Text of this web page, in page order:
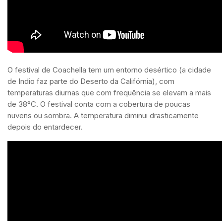
O festival de Coachella tem um entorno desértico (a cidade
de Indio faz parte do Deserto da Califórnia), com
temperaturas diurnas que com frequência se elevam a mais
de 38°C. O festival conta com a cobertura de poucas
nuvens ou sombra. A temperatura diminui drasticamente
depois do entardecer.